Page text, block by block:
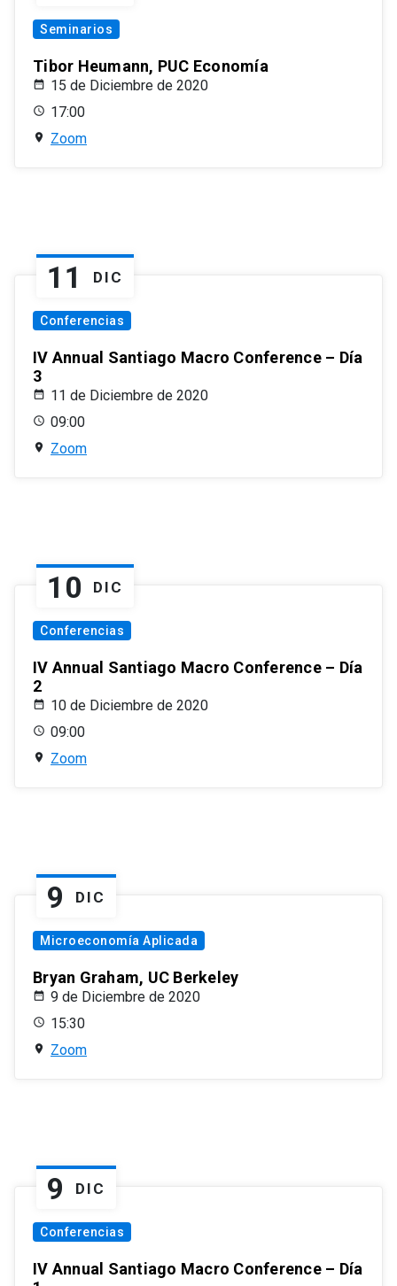
Seminarios
Tibor Heumann, PUC Economía
15 de Diciembre de 2020
17:00
Zoom
11 DIC
Conferencias
IV Annual Santiago Macro Conference – Día
3
11 de Diciembre de 2020
09:00
Zoom
10 DIC
Conferencias
IV Annual Santiago Macro Conference – Día
2
10 de Diciembre de 2020
09:00
Zoom
9 DIC
Microeconomía Aplicada
Bryan Graham, UC Berkeley
9 de Diciembre de 2020
15:30
Zoom
9 DIC
Conferencias
IV Annual Santiago Macro Conference – Día